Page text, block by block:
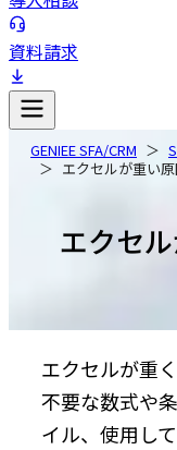
資料請求
GENIEE SFA/CRM
エクセルが重い
エクセ
エクセルが重
不要な数式や
イル、使用し